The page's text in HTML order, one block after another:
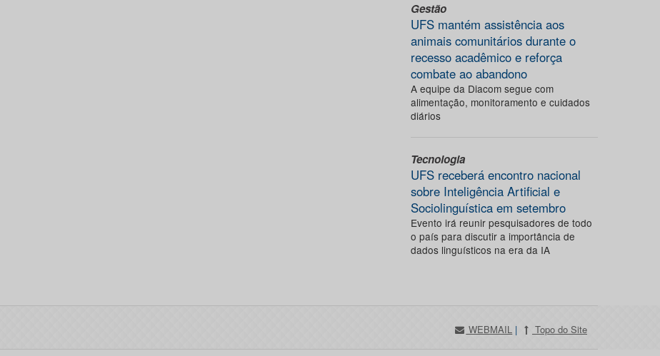
Gestão
UFS mantém assistência aos
animais comunitários durante o
recesso acadêmico e reforça
combate ao abandono
A equipe da Diacom segue com
alimentação, monitoramento e cuidados
diários
Tecnologia
UFS receberá encontro nacional
sobre Inteligência Artificial e
Sociolinguística em setembro
Evento irá reunir pesquisadores de todo
o país para discutir a importância de
dados linguísticos na era da IA
WEBMAIL | Topo do Site